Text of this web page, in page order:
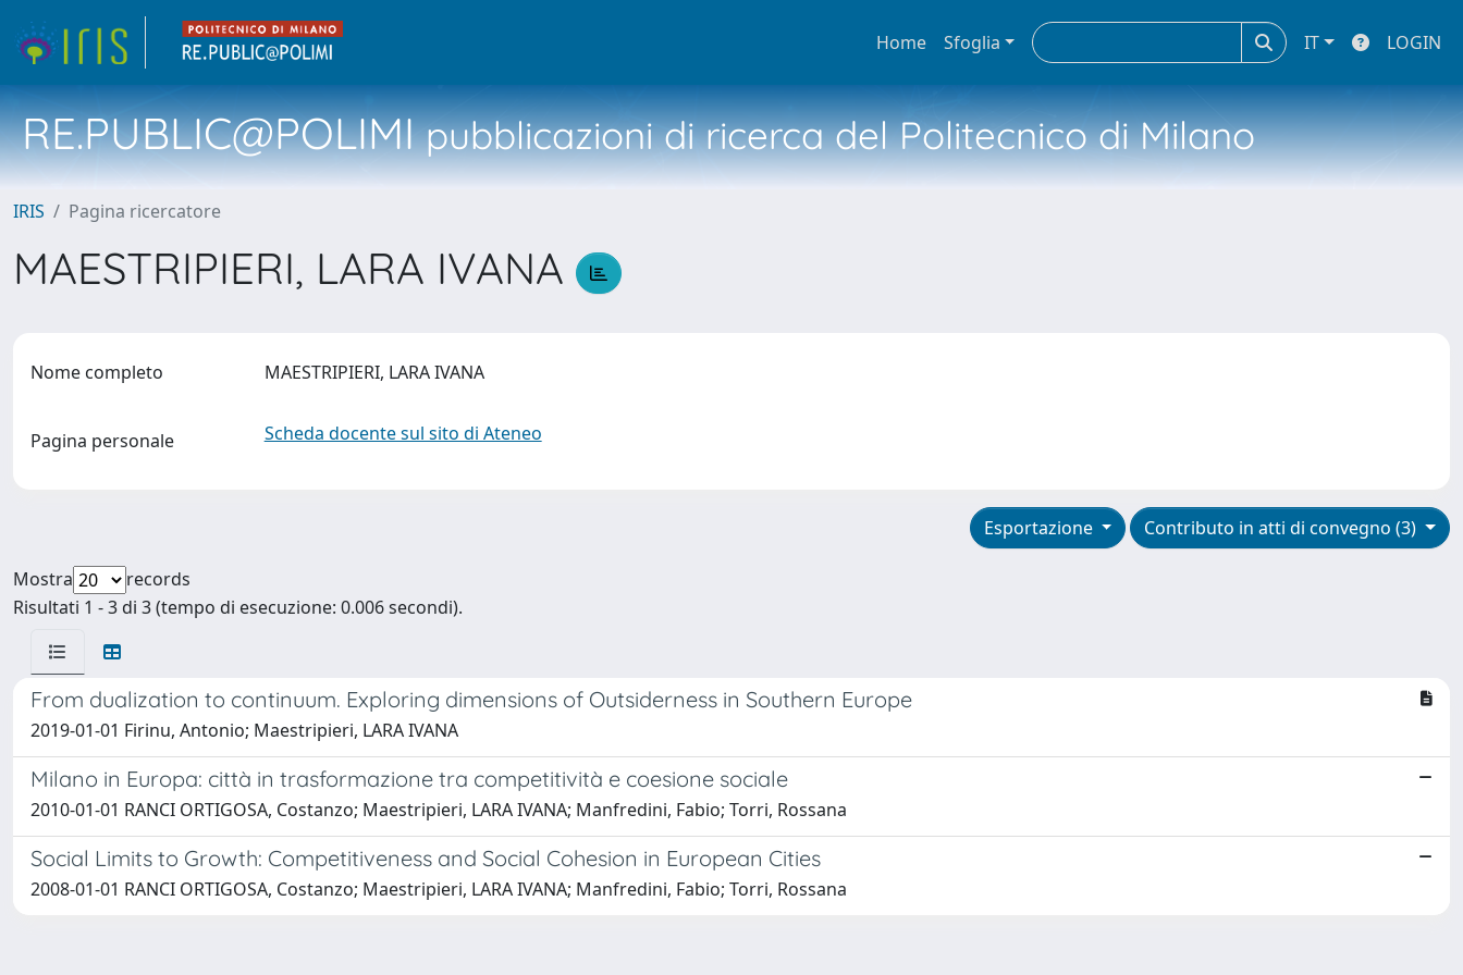
Home Sfoglia IT LOGIN
RE.PUBLIC@POLIMIpubblicazioni di ricerca del Politecnico di Milano
IRIS Pagina ricercatore
MAESTRIPIERI, LARA IVANA
Nome completo MAESTRIPIERI, LARA IVANA
Pagina personale Scheda docente sul sito di Ateneo
Contributo in atti di convegno (3)
Esportazione
Mostra
records
Risultati 1 - 3 di 3 (tempo di esecuzione: 0.006 secondi).
From dualization to continuum. Exploring dimensions of Outsiderness in Southern Europe
2019-01-01 Firinu, Antonio; Maestripieri, LARA IVANA
Milano in Europa: città in trasformazione tra competitività e coesione sociale
2010-01-01 RANCI ORTIGOSA, Costanzo; Maestripieri, LARA IVANA; Manfredini, Fabio; Torri, Rossana
Social Limits to Growth: Competitiveness and Social Cohesion in European Cities
2008-01-01 RANCI ORTIGOSA, Costanzo; Maestripieri, LARA IVANA; Manfredini, Fabio; Torri, Rossana